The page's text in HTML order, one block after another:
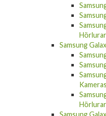
Hörlurar
Samsung
Hörlurar
Samsung